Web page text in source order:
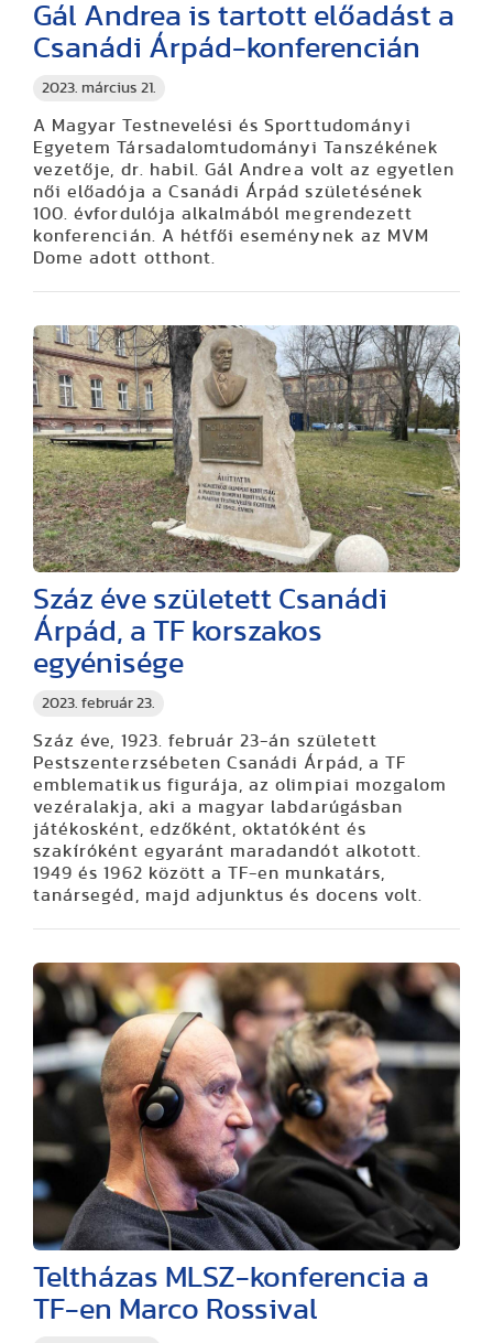
2023. március 21.
Gál Andrea is tartott előadást a
Csanádi Árpád-konferencián
A Magyar Testnevelési és Sporttudományi
Egyetem Társadalomtudományi Tanszékének
vezetője, dr. habil. Gál Andrea volt az egyetlen
női előadója a Csanádi Árpád születésének
100. évfordulója alkalmából megrendezett
konferencián. A hétfői eseménynek az MVM
Dome adott otthont.
2023. február 23.
Száz éve született Csanádi
Árpád, a TF korszakos
egyénisége
Száz éve, 1923. február 23-án született
Pestszenterzsébeten Csanádi Árpád, a TF
emblematikus figurája, az olimpiai mozgalom
vezéralakja, aki a magyar labdarúgásban
játékosként, edzőként, oktatóként és
szakíróként egyaránt maradandót alkotott.
1949 és 1962 között a TF-en munkatárs,
tanársegéd, majd adjunktus és docens volt.
Teltházas MLSZ-konferencia a
TF-en Marco Rossival